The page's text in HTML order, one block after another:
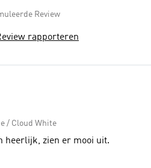
Review
rapporteren
/ Cloud White
heerlijk, zien er mooi uit.